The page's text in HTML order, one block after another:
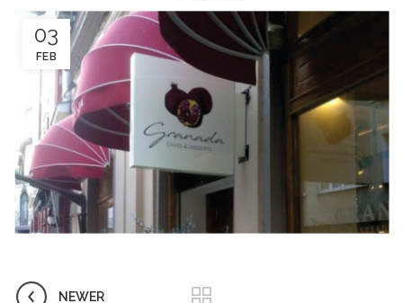
03
FEB
NEWER